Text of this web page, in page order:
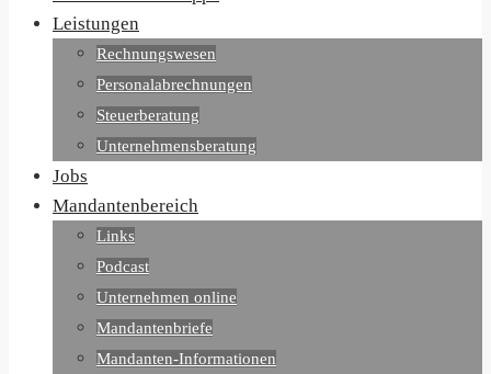
Leistungen
Rechnungswesen
Personalabrechnungen
Steuerberatung
Unternehmensberatung
Jobs
Mandantenbereich
Links
Podcast
Unternehmen online
Mandantenbriefe
Mandanten-Informationen